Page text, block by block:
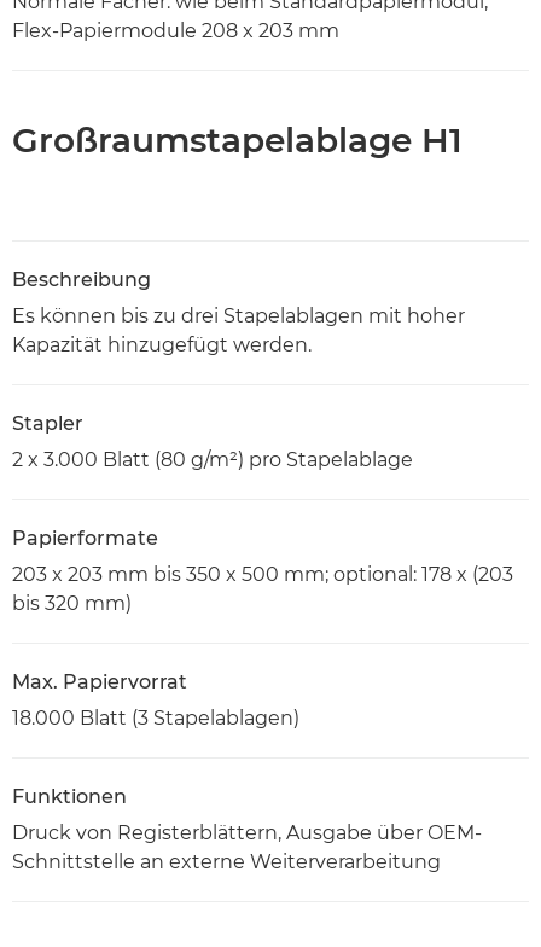
Flex-Papiermodule 208 x 203 mm
Großraumstapelablage H1
Beschreibung
Es können bis zu drei Stapelablagen mit hoher
Kapazität hinzugefügt werden.
Stapler
2 x 3.000 Blatt (80 g/m²) pro Stapelablage
Papierformate
203 x 203 mm bis 350 x 500 mm; optional: 178 x (203
bis 320 mm)
Max. Papiervorrat
18.000 Blatt (3 Stapelablagen)
Funktionen
Druck von Registerblättern, Ausgabe über OEM-
Schnittstelle an externe Weiterverarbeitung